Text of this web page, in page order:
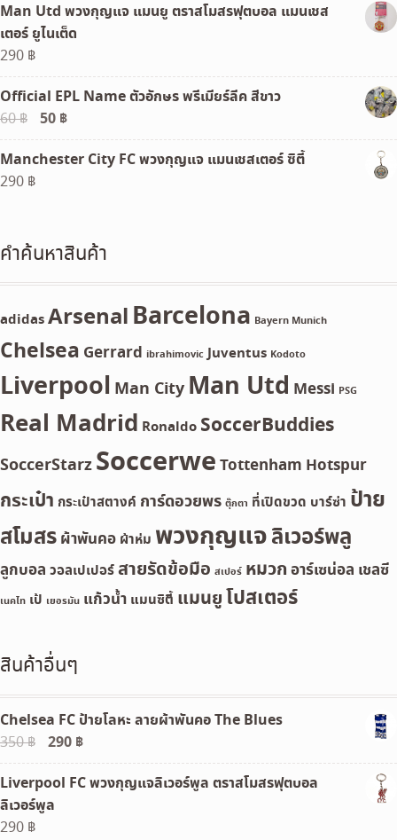
Man Utd พวงกุญแจ แมนยู ตราสโมสรฟุตบอล แมนเชส
เตอร์ ยูไนเต็ด
290 ฿
Official EPL Name ตัวอักษร พรีเมียร์ลีค สีขาว
60฿
Original
price
was:
60 ฿.
50 ฿Current
price
is:
Manchester City FC พวงกุญแจ แมนเชสเตอร์ ซิตี้
290 ฿
คำค้นหาสินค้า
adidasArsenalBarcelona Bayern Munich
Chelsea Gerrard ibrahimovic Juventus Kodoto
Liverpool Man City Man Utd Messi PSG
Real Madrid Ronaldo SoccerBuddies
SoccerStarzSoccerwe Tottenham Hotspur
กระเป๋า กระเป๋าสตางค์ การ์ดอวยพร ตุ๊กตา ที่เปิดขวด บาร์ซ่า ป้าย
สโมสร ผ้าพันคอ ผ้าห่ม พวงกุญแจลิเวอร์พลู
ลูกบอล วอลเปเปอร์สายรัดข้อมือ สเปอร์ หมวก อาร์เซน่อล เชลซี
เนคไท เป้ เยอรมัน แก้วน้ำ แมนซิตี้ แมนยูโปสเตอร์
สินค้าอื่นๆ
Chelsea FC ป้ายโลหะ ลายผ้าพันคอ The Blues
350฿
Original
price
was:
350 ฿.
290 ฿Current
price
is:
Liverpool FC พวงกุญแจลิเวอร์พูล ตราสโมสรฟุตบอล
ลิเวอร์พูล
290 ฿